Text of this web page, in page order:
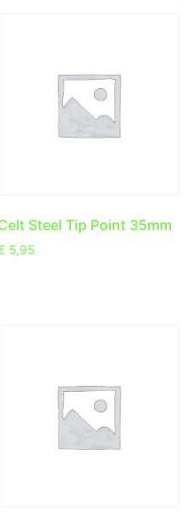
Steel Tip Point 35mm
5,95